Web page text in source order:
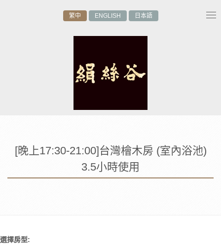
繁中 ENGLISH 日本語
[晚上17:30-21:00]台灣檜木房 (室內浴池)
3.5小時使用
選擇房型: